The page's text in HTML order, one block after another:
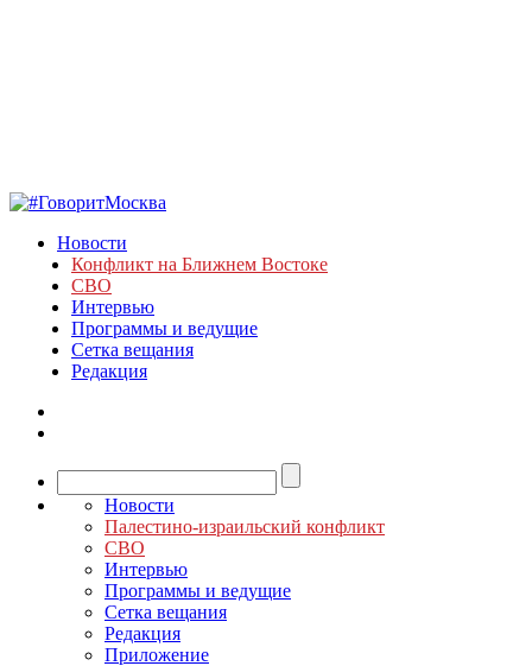
Новости
Конфликт на Ближнем Востоке
СВО
Интервью
Программы и ведущие
Сетка вещания
Редакция
Новости
Палестино-израильский конфликт
СВО
Интервью
Программы и ведущие
Сетка вещания
Редакция
Приложение